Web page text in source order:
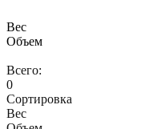
Вес
Объем
Всего:
0
Сортировка
Вес